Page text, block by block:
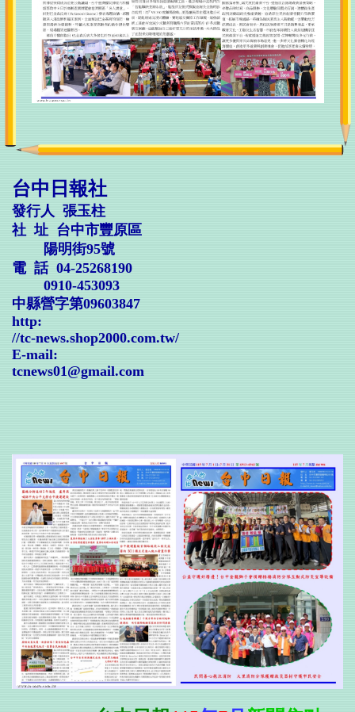
台中日報社
發行人 張玉柱
社 址 台中市豐原區
陽明街95號
電 話 04-25268190
0910-453093
中縣營字第09603847
http:
//tc-news.shop2000.com.tw/
E-mail:
tcnews01@gmail.com